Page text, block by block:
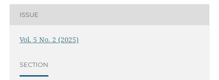
ISSUE
Vol. 5 No. 2 (2025)
SECTION